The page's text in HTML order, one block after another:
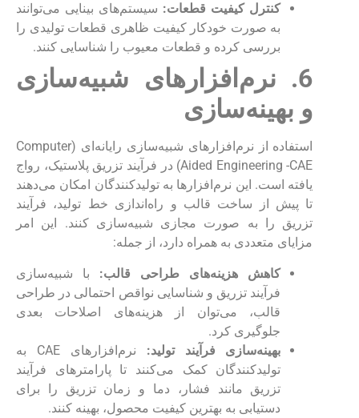
کنترل کیفیت قطعات: سیستم‌های بینایی می‌توانند
به صورت خودکار کیفیت ظاهری قطعات تولیدی را
بررسی کرده و قطعات معیوب را شناسایی کنند.
6. نرم‌افزارهای شبیه‌سازی
و بهینه‌سازی
استفاده از نرم‌افزارهای شبیه‌سازی رایانه‌ای (Computer
Aided Engineering -CAE) در فرآیند تزریق پلاستیک، رواج
یافته است. این نرم‌افزارها به تولیدکنندگان امکان می‌دهند
تا پیش از ساخت قالب و راه‌اندازی خط تولید، فرآیند
تزریق را به صورت مجازی شبیه‌سازی کنند. این امر
مزایای متعددی به همراه دارد، از جمله:
کاهش هزینه‌های طراحی قالب: با شبیه‌سازی
فرآیند تزریق و شناسایی نواقص احتمالی در طراحی
قالب، می‌توان از هزینه‌های اصلاحات بعدی
جلوگیری کرد.
بهینه‌سازی فرآیند تولید:
نرم‌افزارهای CAE به
تولیدکنندگان کمک می‌کنند تا پارامترهای فرآیند
تزریق مانند فشار، دما و زمان تزریق را برای
دستیابی به بهترین کیفیت محصول، بهینه کنند.